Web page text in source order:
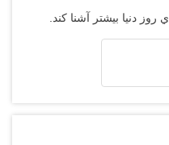
دنيا بيشتر آشنا کند.